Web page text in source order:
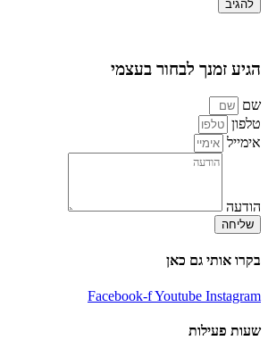
הגיע זמנך לבחור בעצמי
שם
טלפון
אימייל
הודעה
שליחה
בקרו אותי גם כאן
Facebook-fYoutube Instagram
שעות פעילות